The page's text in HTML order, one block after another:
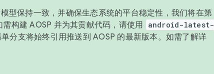
型保持一致，并确保生态系统的平台稳定性，我们将在第
构建 AOSP 并为其贡献代码，请使用
android-latest-
分支将始终引用推送到 AOSP 的最新版本。如需了解详